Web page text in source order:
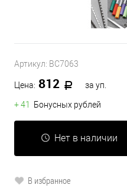
Артикул: BC7063
Цена: 812 за уп.
+ 41 Бонусных рублей
Нет в наличии
В избранное